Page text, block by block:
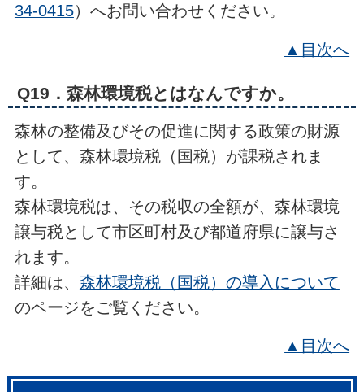
34-0415）へお問い合わせください。
▲目次へ
Q19．森林環境税とはなんですか。
森林の整備及びその促進に関する政策の財源
として、森林環境税（国税）が課税されま
す。
森林環境税は、その税収の全額が、森林環境
譲与税として市区町村及び都道府県に譲与さ
れます。
詳細は、 森林環境税（国税）の導入について
のページをご覧ください。
▲目次へ